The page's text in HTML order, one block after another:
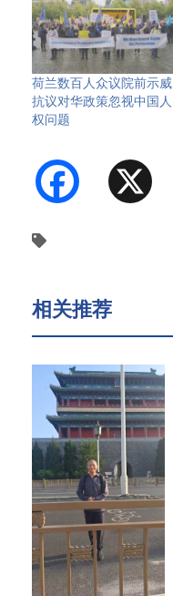
荷兰数百人众议院前示威
抗议对华政策忽视中国人
权问题
Facebook
相关推荐